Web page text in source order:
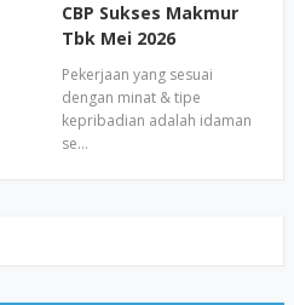
CBP Sukses Makmur
Tbk Mei 2026
Pekerjaan yang sesuai
dengan minat & tipe
kepribadian adalah idaman
se…